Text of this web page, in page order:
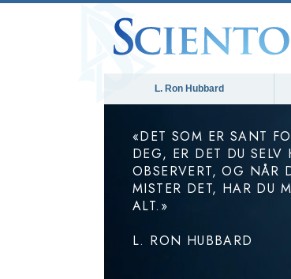
L. Ron Hubbard
«DET SOM ER SANT
DEG, ER DET DU SELV
OBSERVERT, OG NÅR
MISTER DET, HAR DU
ALT.»
L. RON HUBBARD